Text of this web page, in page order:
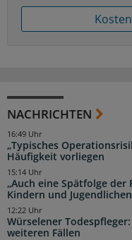
NACHRICHTEN
„Typisches
Häufigkeit vorliegen
16:49 Uhr
„Auch eine Spätfolge der
Kindern und
15:14 Uhr
Würselener
weiteren Fällen
12:22 Uhr